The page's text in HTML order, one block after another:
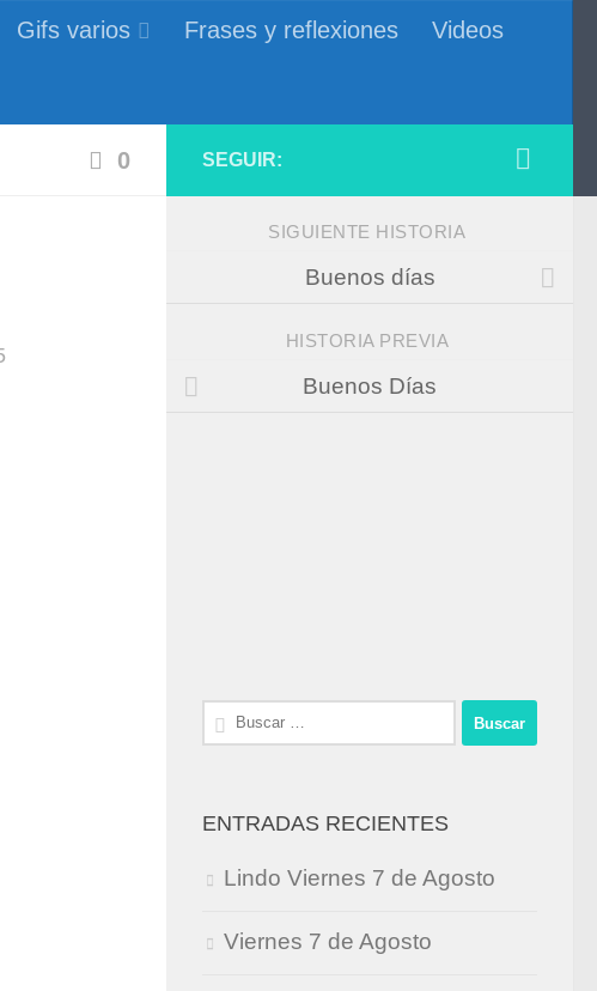
Gifs varios Frases y reflexiones Videos
0 SEGUIR:
SIGUIENTE HISTORIA
Buenos días
HISTORIA PREVIA
Buenos Días
Buscar:
ENTRADAS RECIENTES
Lindo Viernes 7 de Agosto
Viernes 7 de Agosto